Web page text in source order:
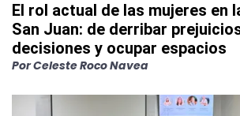
El rol actual de las mujeres en
San Juan: de derribar
decisiones y ocupar espacios
PorCeleste Roco Navea